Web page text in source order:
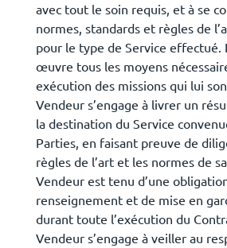
avec tout le soin requis, et à se
normes, standards et règles de
pour le type de Service
œuvre tous les moyens
exécution des missions qui lui
Vendeur s’engage à livrer un
la destination du Service
Parties, en faisant preuve de
règles de l’art et les normes de
Vendeur est tenu d’une
renseignement et de mise en
durant toute l’exécution du
Vendeur s’engage à veiller au